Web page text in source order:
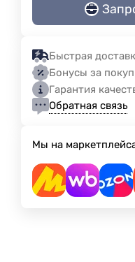
Быстрая
Бонусы за
Гарантия
Обратная связь
Мы на